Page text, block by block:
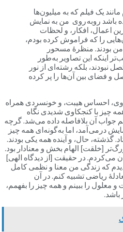
یک فیلم که به میلیون‌ها
روبه روی من به نمایش
اعمال، افکار، و لحظات
را که فراموش کرده بودم،
بودند. منظرۀ مسحور
اینکه این تصاویر به‌طور
نبودند، بلکه رشته‌ای از نور
و فضای بین آن‌ها را پر کرده
احساس هیبت، و خونسردی همراه
چیز با کنجکاوی شدیدی نگاه
جواب آن بلافاصله داده می‌شد. گرچه
درمی آمد، اما به‌گونه‌ای همه چیز
گذشته، حال، و آینده همه یکی بودند.
[خلقت] الهام بخش و معنادار بود.
در حقیقت [از دیدگاه الهی]
که زندگی من معنا و نظمی کامل
ریاضی تشبیه کنم. در آن
را ببینم و همه چیز را بفهمم،
باشد.